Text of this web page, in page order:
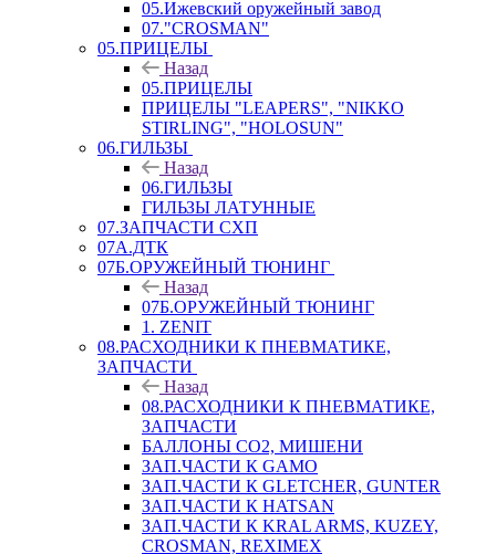
05.Ижевский оружейный завод
07."CROSMAN"
05.ПРИЦЕЛЫ
Назад
05.ПРИЦЕЛЫ
ПРИЦЕЛЫ "LEAPERS", "NIKKO
STIRLING", "HOLOSUN"
06.ГИЛЬЗЫ
Назад
06.ГИЛЬЗЫ
ГИЛЬЗЫ ЛАТУННЫЕ
07.ЗАПЧАСТИ СХП
07А.ДТК
07Б.ОРУЖЕЙНЫЙ ТЮНИНГ
Назад
07Б.ОРУЖЕЙНЫЙ ТЮНИНГ
1. ZENIT
08.РАСХОДНИКИ К ПНЕВМАТИКЕ,
ЗАПЧАСТИ
Назад
08.РАСХОДНИКИ К ПНЕВМАТИКЕ,
ЗАПЧАСТИ
БАЛЛОНЫ CO2, МИШЕНИ
ЗАП.ЧАСТИ К GAMO
ЗАП.ЧАСТИ К GLETCHER, GUNTER
ЗАП.ЧАСТИ К HATSAN
ЗАП.ЧАСТИ К KRAL ARMS, KUZEY,
CROSMAN, REXIMEX